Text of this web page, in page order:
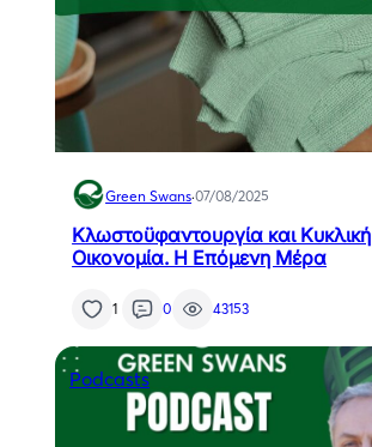
Green Swans·07/08/2025
Κλωστοϋφαντουργία και Κυκλική
Οικονομία. Η Επόμενη Μέρα
1 0 43153
Podcasts